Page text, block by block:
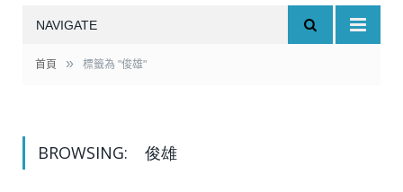
NAVIGATE
首頁 » 標籤為 "俊雄"
BROWSING: 俊雄